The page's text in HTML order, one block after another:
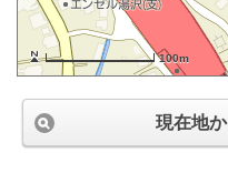
100m
現在地